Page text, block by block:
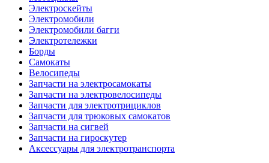
Электроскейты
Электромобили
Электромобили багги
Электротележки
Борды
Самокаты
Велосипеды
Запчасти на электросамокаты
Запчасти на электровелосипеды
Запчасти для электротрициклов
Запчасти для трюковых самокатов
Запчасти на сигвей
Запчасти на гироскутер
Аксессуары для электротранспорта